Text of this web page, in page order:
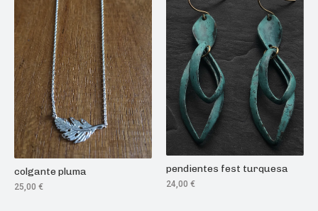
colgante pluma
25,00 €
pendientes fest turquesa
24,00 €